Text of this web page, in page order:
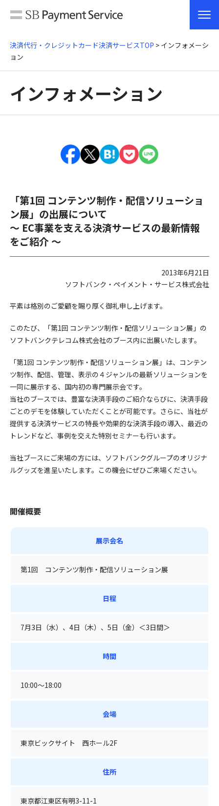
決済代行・クレジットカード決済サービスTOP > インフォメーシ
ョン
インフォメーション
「第1回 コンテンツ制作・配信ソリューショ
ン展」の出展について
～ EC事業を支える決済サービスの最新情報
をご紹介 ～
2013年6月21日
ソフトバンク・ペイメント・サービス株式会社
平素は格別のご愛顧を賜り厚く御礼申し上げます。
このたび、「第1回 コンテンツ制作・配信ソリューション展」の
ソフトバンクテレコム株式会社のブース内に出展いたします。
「第1回 コンテンツ制作・配信ソリューション展」は、コンテン
ツ制作、配信、管理、表示の４ジャンルの最新ソリューションを
一同に展示する、国内初の専門展示会です。
当社のブースでは、豊富な決済手段のご紹介ならびに、決済手段
ごとのデモを体験していただくことが可能です。さらに、当社が
提供する決済サービスの特長や効果的な決済手段の導入、最近の
トレンドなど、事例を交えた特別セミナーも行います。
当社ブースにご来場の方には、ソフトバンクグループのオリジナ
ルグッズを進呈いたします。この機会にぜひご来場ください。
開催概要
展示会名
第1回 コンテンツ制作・配信ソリューション展
日程
7月3日（水）、4日（木）、5日（金）＜3日間＞
時間
10:00～18:00
会場
東京ビックサイト 西ホール2F
住所
東京都江東区有明3-11-1